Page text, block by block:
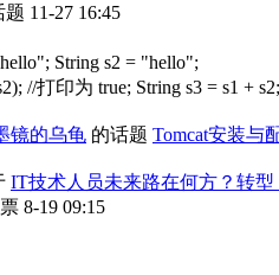
题 11-27 16:45
String s2 = "hello";
//打印为 true; String s3 = s1 + s2;
镜的乌龟 的话题 Tomcat安装与
IT技术人员未来路在何方？转型
8-19 09:15